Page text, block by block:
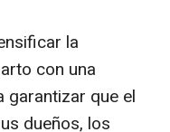
la
con una
garantizar que el
dueños, los